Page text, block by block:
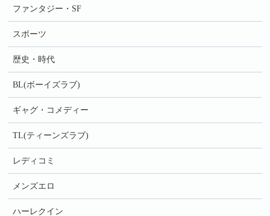
ファンタジー・SF
スポーツ
歴史・時代
BL(ボーイズラブ)
ギャグ・コメディー
TL(ティーンズラブ)
レディコミ
メンズエロ
ハーレクイン